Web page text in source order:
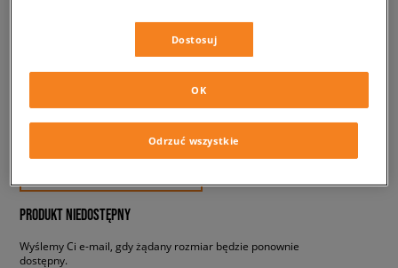
PRODUKT NIEDOSTĘPNY
Wyślemy Ci e-mail, gdy żądany rozmiar będzie ponownie
dostępny.
Dostosuj
Odrzuć wszystkie
OK